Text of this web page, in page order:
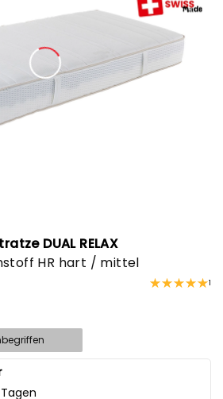
DUAL RELAX
HR hart / mittel
1